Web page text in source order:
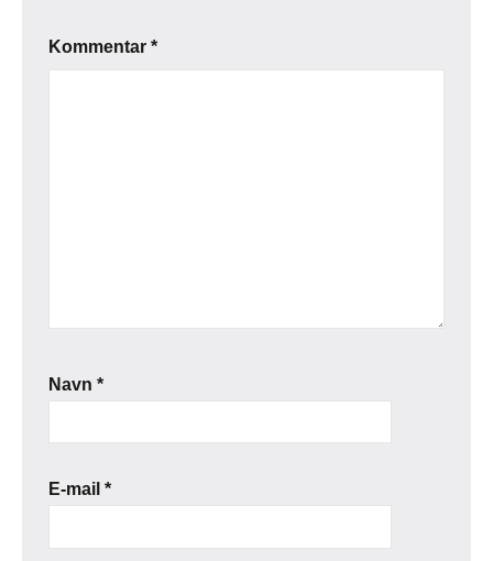
Kommentar *
Navn *
E-mail *